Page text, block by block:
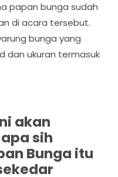
papan bunga sudah
di acara tersebut.
bunga yang
dan ukuran termasuk
akan
sih
Bunga itu